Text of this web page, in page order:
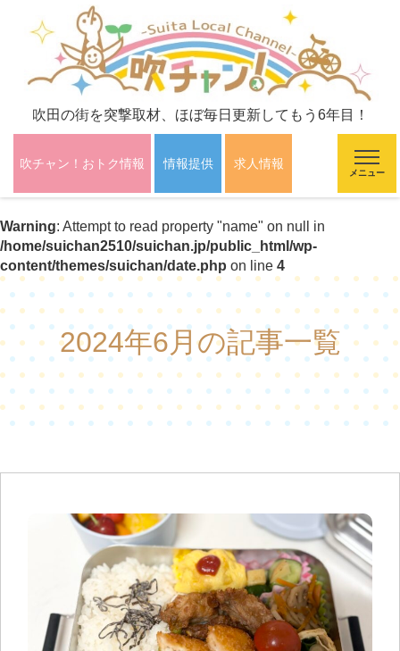
吹田の街を突撃取材、ほぼ毎日更新してもう6年目！
吹チャン！おトク情報 情報提供 求人情報
メニュー
Warning: Attempt to read property "name" on null in
/home/suichan2510/suichan.jp/public_html/wp-
content/themes/suichan/date.php on line 4
2024年6月の記事一覧